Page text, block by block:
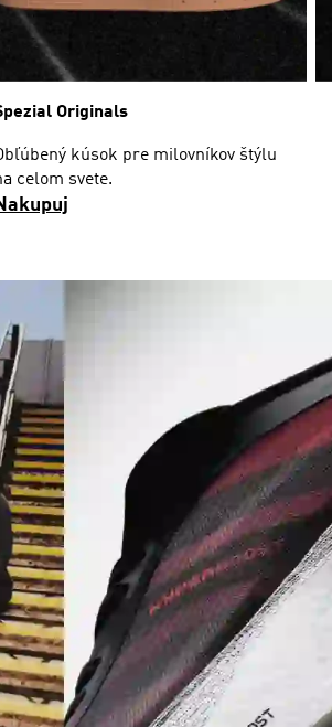
Originals
kúsok pre milovníkov štýlu
celom svete.